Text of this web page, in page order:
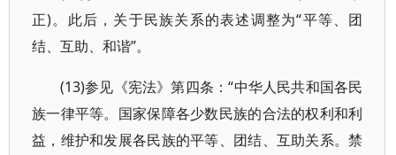
正)。此后，关于民族关系的表述调整为“平等、团
结、互助、和谐”。
(13)参见《宪法》第四条：“中华人民共和国各民
族一律平等。国家保障各少数民族的合法的权利和利
益，维护和发展各民族的平等、团结、互助关系。禁